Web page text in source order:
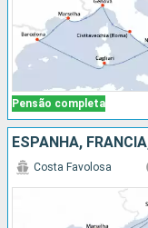
Pensão completa
ESPANHA,
Costa Favolosa